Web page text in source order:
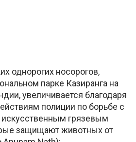
однорогих носорогов,
парке Казиранга на
увеличивается благодаря
полиции по борьбе с
искусственным грязевым
защищают животных от